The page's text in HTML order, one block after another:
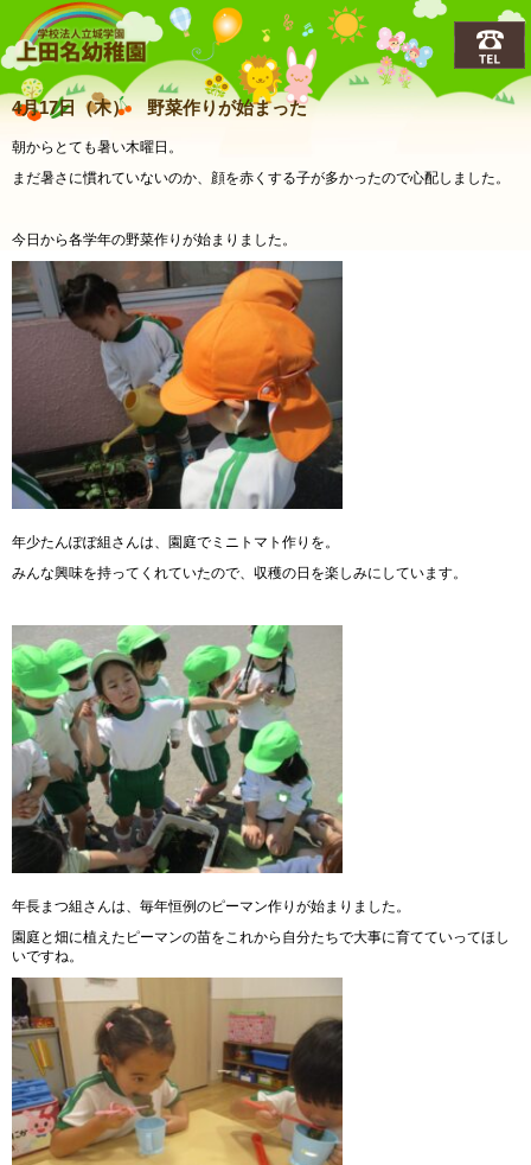
上田名(うえだな)幼稚園
4月17日（木） 野菜作りが始まった
朝からとても暑い木曜日。
まだ暑さに慣れていないのか、顔を赤くする子が多かったので心配しました。
今日から各学年の野菜作りが始まりました。
年少たんぽぽ組さんは、園庭でミニトマト作りを。
みんな興味を持ってくれていたので、収穫の日を楽しみにしています。
年長まつ組さんは、毎年恒例のピーマン作りが始まりました。
園庭と畑に植えたピーマンの苗をこれから自分たちで大事に育てていってほし
いですね。